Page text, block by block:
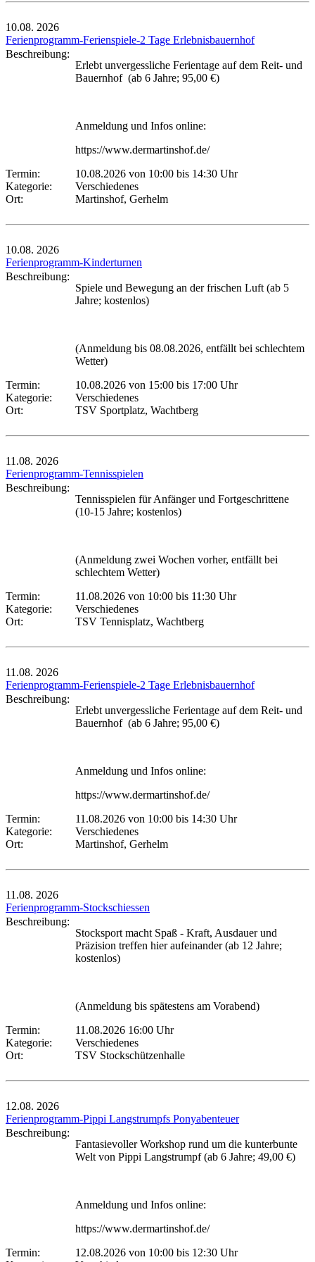
10.08. 2026
Ferienprogramm-Ferienspiele-2 Tage Erlebnisbauernhof
Beschreibung:
Erlebt unvergessliche Ferientage auf dem Reit- und
Bauernhof (ab 6 Jahre; 95,00 €)
Anmeldung und Infos online:
https://www.dermartinshof.de/
Termin:
10.08.2026 von 10:00 bis 14:30 Uhr
Kategorie:
Verschiedenes
Ort:
Martinshof, Gerhelm
10.08. 2026
Ferienprogramm-Kinderturnen
Beschreibung:
Spiele und Bewegung an der frischen Luft (ab 5
Jahre; kostenlos)
(Anmeldung bis 08.08.2026, entfällt bei schlechtem
Wetter)
Termin:
10.08.2026 von 15:00 bis 17:00 Uhr
Kategorie:
Verschiedenes
Ort:
TSV Sportplatz, Wachtberg
11.08. 2026
Ferienprogramm-Tennisspielen
Beschreibung:
Tennisspielen für Anfänger und Fortgeschrittene
(10-15 Jahre; kostenlos)
(Anmeldung zwei Wochen vorher, entfällt bei
schlechtem Wetter)
Termin:
11.08.2026 von 10:00 bis 11:30 Uhr
Kategorie:
Verschiedenes
Ort:
TSV Tennisplatz, Wachtberg
11.08. 2026
Ferienprogramm-Ferienspiele-2 Tage Erlebnisbauernhof
Beschreibung:
Erlebt unvergessliche Ferientage auf dem Reit- und
Bauernhof (ab 6 Jahre; 95,00 €)
Anmeldung und Infos online:
https://www.dermartinshof.de/
Termin:
11.08.2026 von 10:00 bis 14:30 Uhr
Kategorie:
Verschiedenes
Ort:
Martinshof, Gerhelm
11.08. 2026
Ferienprogramm-Stockschiessen
Beschreibung:
Stocksport macht Spaß - Kraft, Ausdauer und
Präzision treffen hier aufeinander (ab 12 Jahre;
kostenlos)
(Anmeldung bis spätestens am Vorabend)
Termin:
11.08.2026 16:00 Uhr
Kategorie:
Verschiedenes
Ort:
TSV Stockschützenhalle
12.08. 2026
Ferienprogramm-Pippi Langstrumpfs Ponyabenteuer
Beschreibung:
Fantasievoller Workshop rund um die kunterbunte
Welt von Pippi Langstrumpf (ab 6 Jahre; 49,00 €)
Anmeldung und Infos online:
https://www.dermartinshof.de/
Termin:
12.08.2026 von 10:00 bis 12:30 Uhr